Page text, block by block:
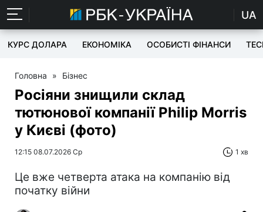
UA
КУРС ДОЛАРА ЕКОНОМІКА ОСОБИСТІ ФІНАНСИ
Головна » Бізнес
Росіяни знищили склад
тютюнової компанії Philip Morris
у Києві (фото)
12:15 08.07.2026 Ср 1 хв
Це вже четверта атака на компанію від
початку війни